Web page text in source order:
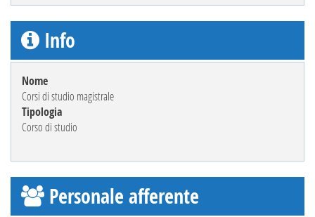
Info
Nome
Corsi di studio magistrale
Tipologia
Corso di studio
Personale afferente